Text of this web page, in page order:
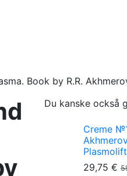
Book by R.R.
Du kanske också
Creme
29,75 €